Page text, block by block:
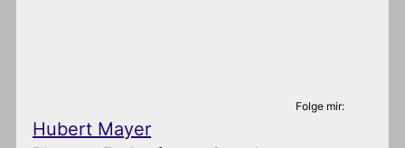
Folge mir:
Hubert Mayer